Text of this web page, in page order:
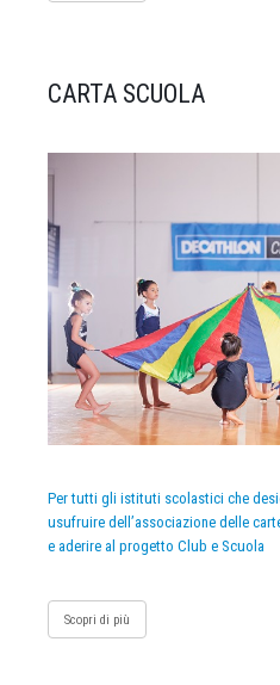
CARTA SCUOLA
Per tutti gli istituti scolastici che
usufruire dell’associazione delle
e aderire al progetto Club e Scuola
Scopri di più